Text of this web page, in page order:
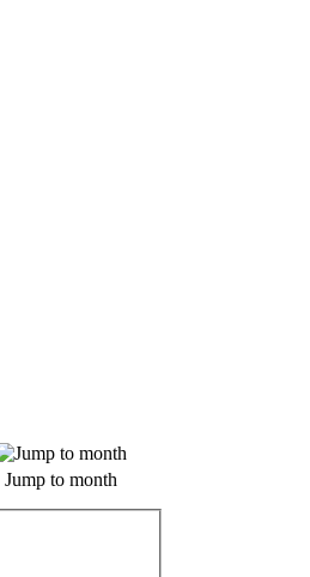
Jump to month